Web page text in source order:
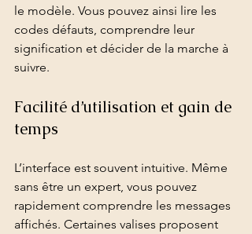
le modèle. Vous pouvez ainsi lire les
codes défauts, comprendre leur
signification et décider de la marche à
suivre.
Facilité d’utilisation et gain de
temps
L’interface est souvent intuitive. Même
sans être un expert, vous pouvez
rapidement comprendre les messages
affichés. Certaines valises proposent